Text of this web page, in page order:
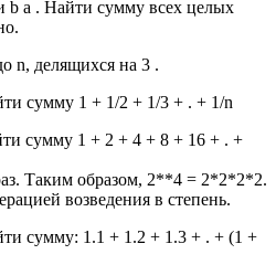
b a . Найти сумму всех целых
n, делящихся на 3 .
сумму 1 + 1/2 + 1/3 + . + 1/n
сумму 1 + 2 + 4 + 8 + 16 + . +
Таким образом, 2**4 = 2*2*2*2.
возведения в степень.
сумму: 1.1 + 1.2 + 1.3 + . + (1 +